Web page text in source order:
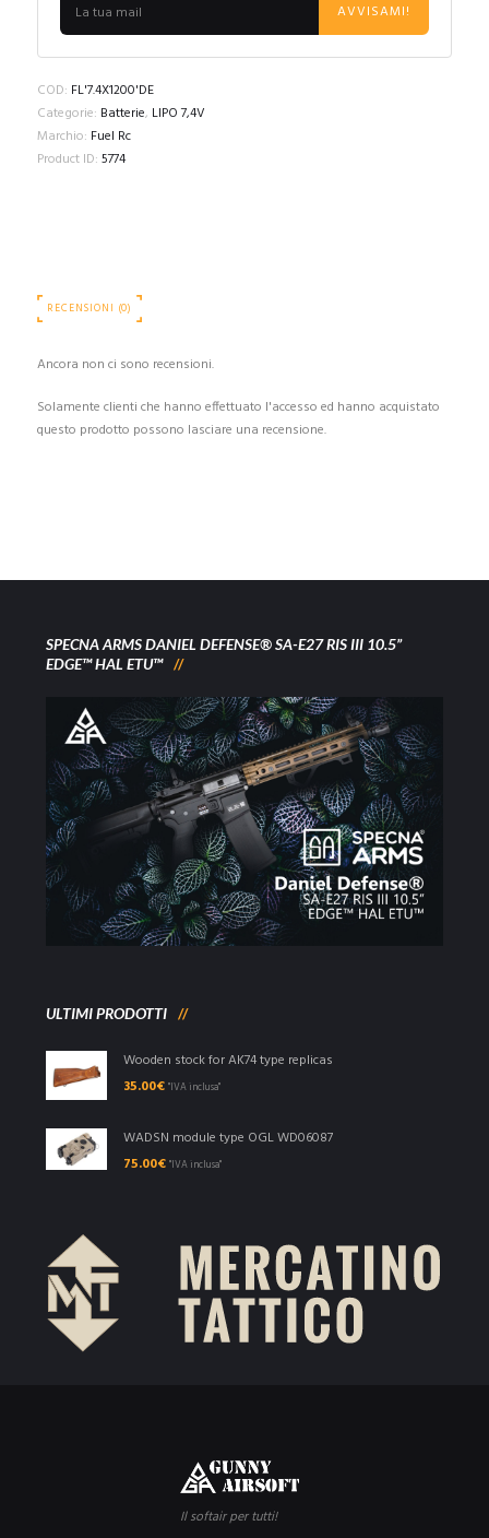
AVVISAMI!
COD: FL'7.4X1200'DE
Categorie: Batterie, LIPO 7,4V
Marchio: Fuel Rc
Product ID: 5774
RECENSIONI (0)
Ancora non ci sono recensioni.
Solamente clienti che hanno effettuato l'accesso ed hanno acquistato
questo prodotto possono lasciare una recensione.
SPECNA ARMS DANIEL DEFENSE® SA-E27 RIS III 10.5”
EDGE™ HAL ETU™
ULTIMI PRODOTTI
Wooden stock for AK74 type replicas
35.00€ "IVA inclusa"
WADSN module type OGL WD06087
75.00€ "IVA inclusa"
Il softair per tutti!